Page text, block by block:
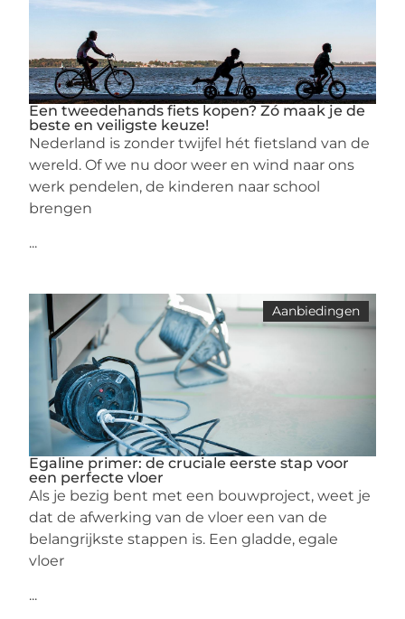
Een tweedehands fiets kopen? Zó maak je de
beste en veiligste keuze!
Nederland is zonder twijfel hét fietsland van de
wereld. Of we nu door weer en wind naar ons
werk pendelen, de kinderen naar school
brengen
...
Aanbiedingen
Egaline primer: de cruciale eerste stap voor
een perfecte vloer
Als je bezig bent met een bouwproject, weet je
dat de afwerking van de vloer een van de
belangrijkste stappen is. Een gladde, egale
vloer
...